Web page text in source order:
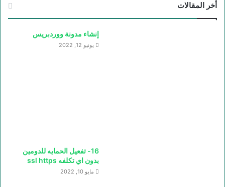
أخر المقالات
إنشاء مدونة ووردبريس
يونيو 12, 2022
16- تفعيل الحمايه للدومين
بدون اي تكلفه ssl https
مايو 10, 2022